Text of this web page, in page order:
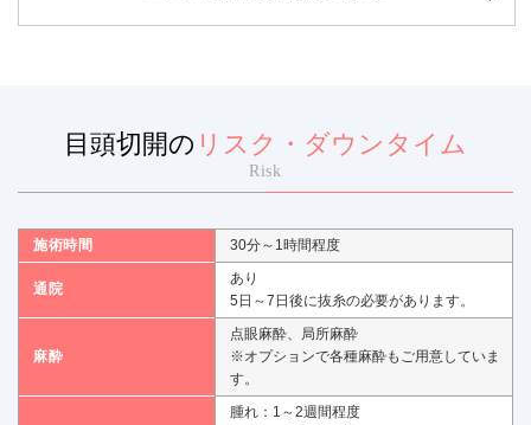
目頭切開の リスク・ダウンタイム
Risk
施術時間 30分～1時間程度
通院
あり
5日～7日後に抜糸の必要があります。
麻酔
点眼麻酔、局所麻酔
※オプションで各種麻酔もご用意していま
す。
腫れ：1～2週間程度